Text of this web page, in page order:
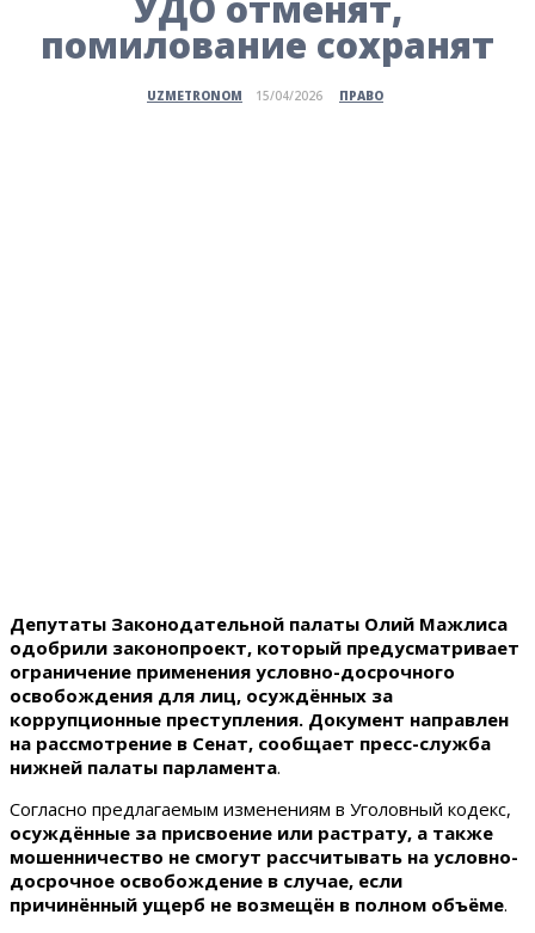
помилование сохранят
UZMETRONOM 15/04/2026 ПРАВО
Депутаты Законодательной палаты Олий Мажлиса
одобрили законопроект, который предусматривает
ограничение применения условно-досрочного
освобождения для лиц, осуждённых за
коррупционные преступления. Документ направлен
на рассмотрение в Сенат, сообщает пресс-служба
нижней палаты парламента.
Согласно предлагаемым изменениям в Уголовный кодекс,
осуждённые за присвоение или растрату, а также
мошенничество не смогут рассчитывать на условно-
досрочное освобождение в случае, если
причинённый ущерб не возмещён в полном объёме.